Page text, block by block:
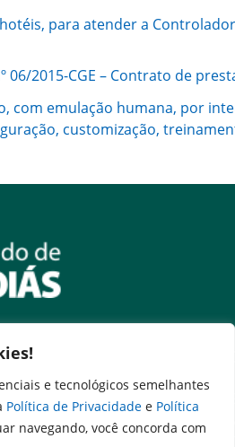
e tecnológicos semelhantes
Política de Privacidade e Política
navegando, você concorda com
para atender a
06/2015-CGE – Contrato de
com emulação humana, por
customização,